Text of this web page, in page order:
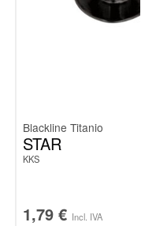
Blackline Titanio
STAR
KKS
1,79 € Incl. IVA